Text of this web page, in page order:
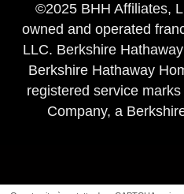
©2025 BHH Affiliates,
owned and operated
LLC. Berkshire
Berkshire Hathaway
registered service
Company, a